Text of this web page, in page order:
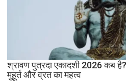
श्रावण पुत्रदा एकादशी 2026 कब
मुहूर्त और व्रत का महत्व